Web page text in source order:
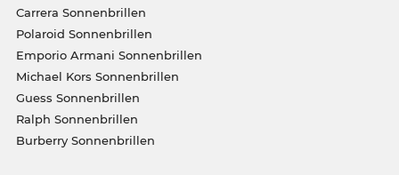
Carrera Sonnenbrillen
Polaroid Sonnenbrillen
Emporio Armani Sonnenbrillen
Michael Kors Sonnenbrillen
Guess Sonnenbrillen
Ralph Sonnenbrillen
Burberry Sonnenbrillen